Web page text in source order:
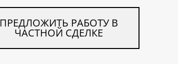
ПРЕДЛОЖИТЬ РАБОТУ В
ЧАСТНОЙ СДЕЛКЕ